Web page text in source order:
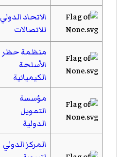
الاتحاد الدولي
للاتصالات
منظمة حظر
الأسلحة
الكيميائية
مؤسسة
التمويل
الدولية
المركز الدولي